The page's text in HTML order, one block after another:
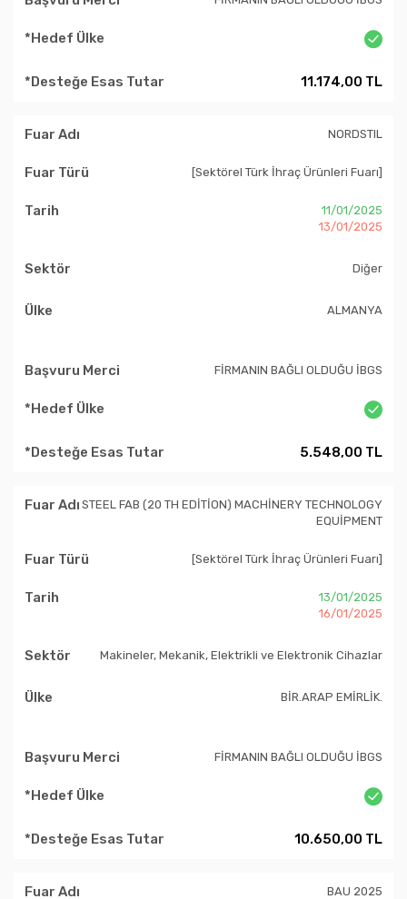
11.174,00 TL
NORDSTIL
[Sektörel Türk İhraç Ürünleri Fuarı]
11/01/2025
13/01/2025
Diğer
ALMANYA
FİRMANIN BAĞLI OLDUĞU İBGS
5.548,00 TL
STEEL FAB (20 TH EDİTİON) MACHİNERY TECHNOLOGY
EQUİPMENT
[Sektörel Türk İhraç Ürünleri Fuarı]
13/01/2025
16/01/2025
Makineler, Mekanik, Elektrikli ve Elektronik Cihazlar
BİR.ARAP EMİRLİK.
FİRMANIN BAĞLI OLDUĞU İBGS
10.650,00 TL
BAU 2025